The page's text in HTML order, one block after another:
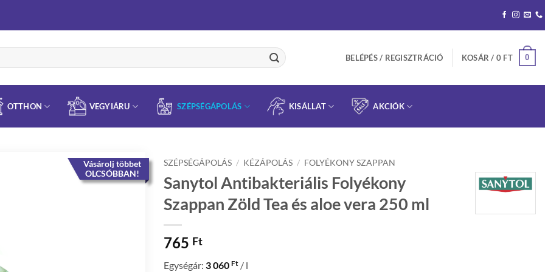
BELÉPÉS / REGISZTRÁCIÓ KOSÁR / 0 FT 0
OTTHON VEGYIÁRU SZÉPSÉGÁPOLÁS KISÁLLAT AKCIÓK
Vásárolj többet
OLCSÓBBAN!
SZÉPSÉGÁPOLÁS / KÉZÁPOLÁS / FOLYÉKONY SZAPPAN
Sanytol Antibakteriális Folyékony
Szappan Zöld Tea és aloe vera 250 ml
765 Ft
Egységár: 3 060 Ft / l